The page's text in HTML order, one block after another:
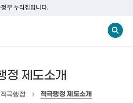
부 누리집입니다.
정 제도소개
적극행정 적극행정 제도소개